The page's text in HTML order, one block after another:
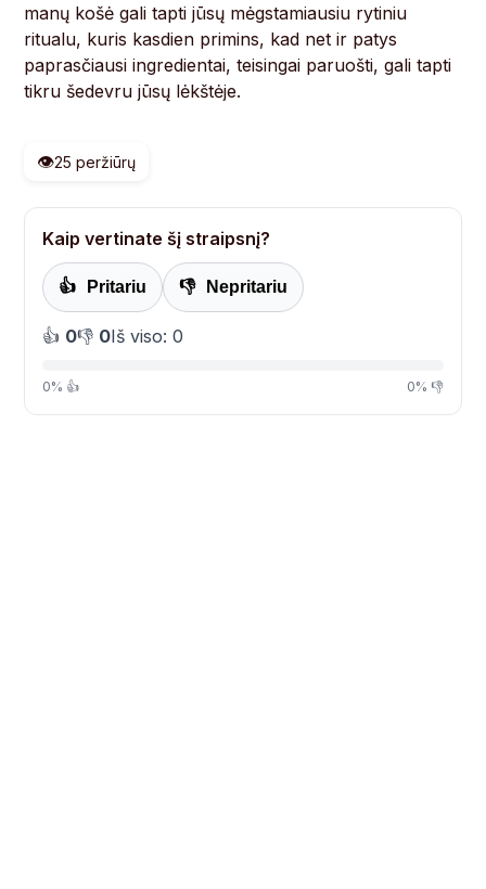
manų košė gali tapti jūsų mėgstamiausiu rytiniu
ritualu, kuris kasdien primins, kad net ir patys
paprasčiausi ingredientai, teisingai paruošti, gali tapti
tikru šedevru jūsų lėkštėje.
👁️25 peržiūrų
Kaip vertinate šį straipsnį?
👍 Pritariu 👎 Nepritariu
👍 0👎 0Iš viso: 0
0% 👍 0% 👎